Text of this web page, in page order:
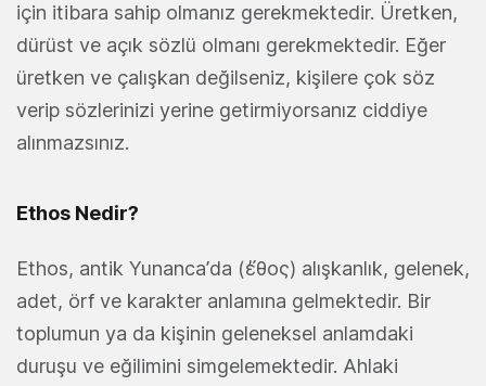
için itibara sahip olmanız gerekmektedir. Üretken,
dürüst ve açık sözlü olmanı gerekmektedir. Eğer
üretken ve çalışkan değilseniz, kişilere çok söz
verip sözlerinizi yerine getirmiyorsanız ciddiye
alınmazsınız.
Ethos Nedir?
Ethos, antik Yunanca’da (ἔθος) alışkanlık, gelenek,
adet, örf ve karakter anlamına gelmektedir. Bir
toplumun ya da kişinin geleneksel anlamdaki
duruşu ve eğilimini simgelemektedir. Ahlaki